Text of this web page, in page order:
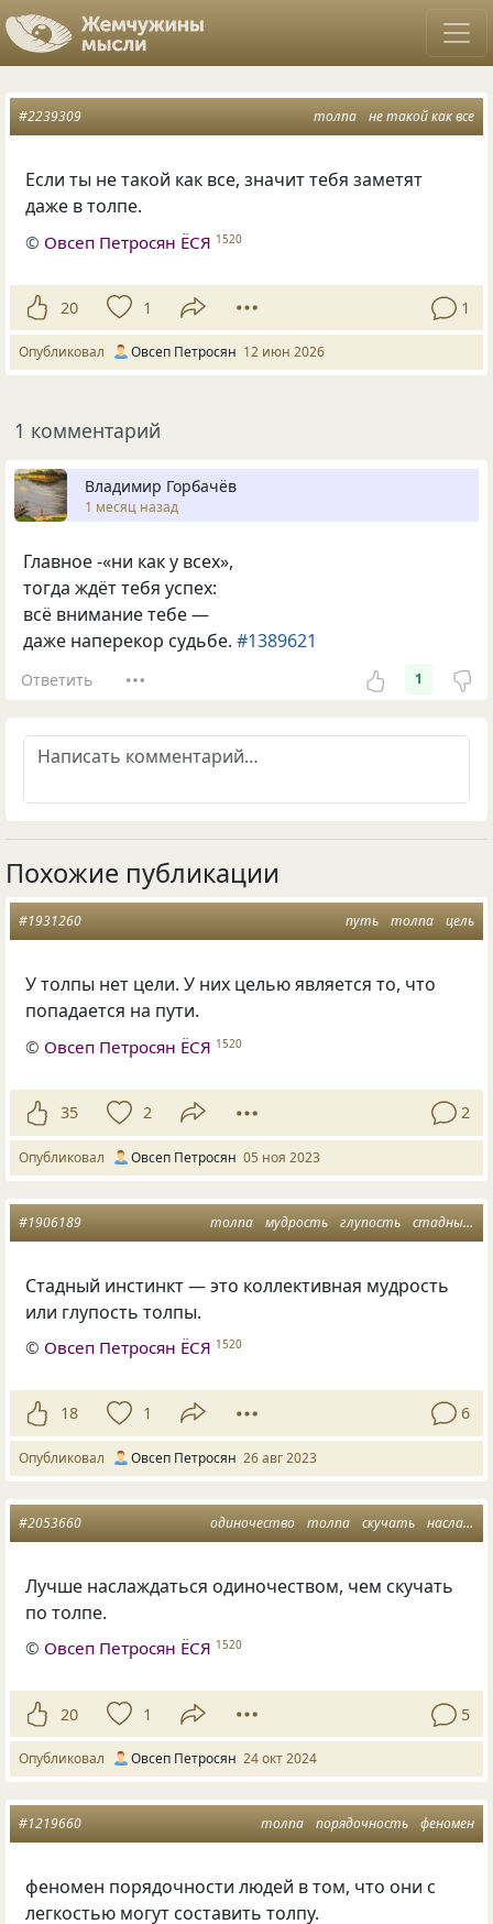
толпа не такой как все
#2239309
Если ты не такой как все, значит тебя заметят
даже в толпе.
© Овсеп Петросян ЁСЯ 1520
20 1 1
Опубликовал Овсеп Петросян 12 июн 2026
1 комментарий
Владимир Горбачёв
1 месяц назад
Главное -«ни как у всех»,
тогда ждёт тебя успех:
всё внимание тебе —
даже наперекор судьбе. #1389621
Ответить 1
Похожие публикации
путь толпа цель
#1931260
У толпы нет цели. У них целью является то, что
попадается на пути.
© Овсеп Петросян ЁСЯ 1520
35 2 2
Опубликовал Овсеп Петросян 05 ноя 2023
толпа мудрость глупость стадный инстинкт
#1906189
Стадный инстинкт — это коллективная мудрость
или глупость толпы.
© Овсеп Петросян ЁСЯ 1520
18 1 6
Опубликовал Овсеп Петросян 26 авг 2023
одиночество толпа скучать наслаждение
#2053660
Лучше наслаждаться одиночеством, чем скучать
по толпе.
© Овсеп Петросян ЁСЯ 1520
20 1 5
Опубликовал Овсеп Петросян 24 окт 2024
толпа порядочность феномен
#1219660
феномен порядочности людей в том, что они с
легкостью могут составить толпу.